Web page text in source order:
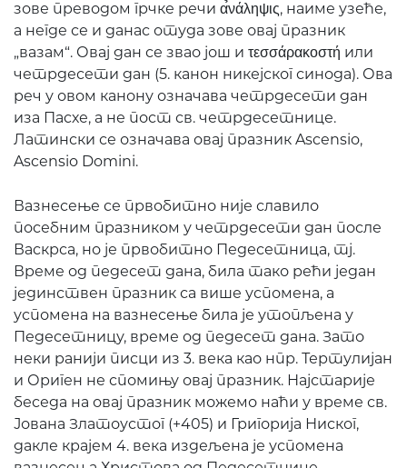
зове преводом грчке речи α̉νάληψις, наиме узеће,
а негде се и данас отуда зове овај празник
„вазам“. Овај дан се звао још и τεσσάρακοστή или
четрдесети дан (5. канон никејског синода). Ова
реч у овом канону означава четрдесети дан
иза Пасхе, а не пост св. четрдесетнице.
Латински се означава овај празник Ascensio,
Ascensio Domini.
Вазнесење се првобитно није славило
посебним празником у четрдесети дан после
Васкрса, но је првобитно Педесетница, тј.
Време од педесет дана, била тако рећи један
јединствен празник са више успомена, а
успомена на вазнесење била је утопљена у
Педесетницу, време од педесет дана. Зато
неки ранији писци из 3. века као нпр. Тертулијан
и Ориген не спомињу овај празник. Најстарије
беседа на овај празник можемо наћи у време св.
Јована Златоустог (+405) и Григорија Ниског,
дакле крајем 4. века издељена је успомена